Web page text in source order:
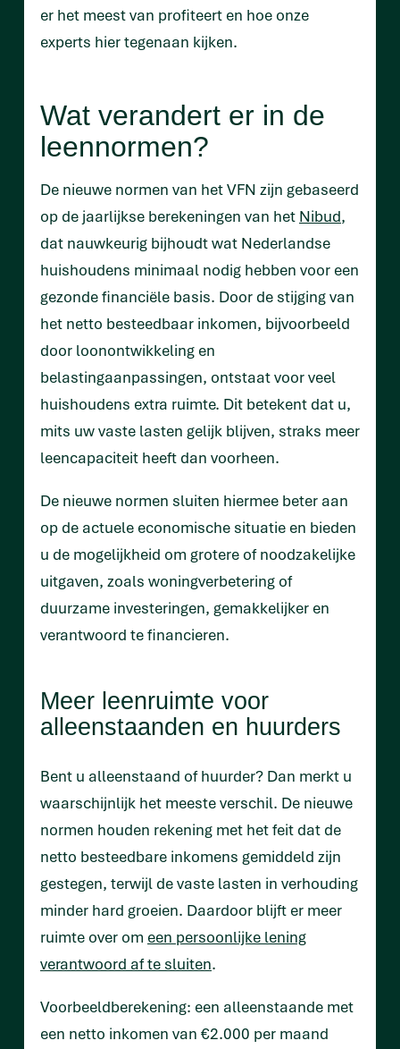
er het meest van profiteert en hoe onze
experts hier tegenaan kijken.
Wat verandert er in de
leennormen?
De nieuwe normen van het VFN zijn gebaseerd
op de jaarlijkse berekeningen van het Nibud,
dat nauwkeurig bijhoudt wat Nederlandse
huishoudens minimaal nodig hebben voor een
gezonde financiële basis. Door de stijging van
het netto besteedbaar inkomen, bijvoorbeeld
door loonontwikkeling en
belastingaanpassingen, ontstaat voor veel
huishoudens extra ruimte. Dit betekent dat u,
mits uw vaste lasten gelijk blijven, straks meer
leencapaciteit heeft dan voorheen.
De nieuwe normen sluiten hiermee beter aan
op de actuele economische situatie en bieden
u de mogelijkheid om grotere of noodzakelijke
uitgaven, zoals woningverbetering of
duurzame investeringen, gemakkelijker en
verantwoord te financieren.
Meer leenruimte voor
alleenstaanden en huurders
Bent u alleenstaand of huurder? Dan merkt u
waarschijnlijk het meeste verschil. De nieuwe
normen houden rekening met het feit dat de
netto besteedbare inkomens gemiddeld zijn
gestegen, terwijl de vaste lasten in verhouding
minder hard groeien. Daardoor blijft er meer
ruimte over om een persoonlijke lening
verantwoord af te sluiten.
Voorbeeldberekening: een alleenstaande met
een netto inkomen van €2.000 per maand